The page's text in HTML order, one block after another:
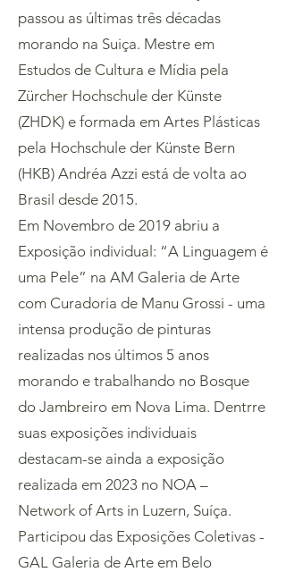
passou as últimas três décadas
morando na Suiça. Mestre em
Estudos de Cultura e Mídia pela
Zürcher Hochschule der Künste
(ZHDK) e formada em Artes Plásticas
pela Hochschule der Künste Bern
(HKB) Andréa Azzi está de volta ao
Brasil desde 2015.
Em Novembro de 2019 abriu a
Exposição individual: “A Linguagem é
uma Pele” na AM Galeria de Arte
com Curadoria de Manu Grossi - uma
intensa produção de pinturas
realizadas nos últimos 5 anos
morando e trabalhando no Bosque
do Jambreiro em Nova Lima. Dentrre
suas exposições individuais
destacam-se ainda a exposição
realizada em 2023 no NOA –
Network of Arts in Luzern, Suíça.
Participou das Exposições Coletivas -
GAL Galeria de Arte em Belo